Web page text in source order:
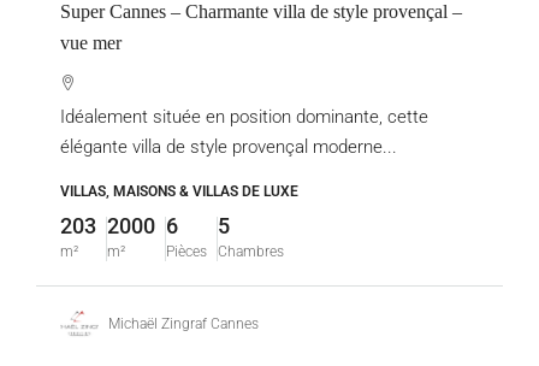
Super Cannes – Charmante villa de style provençal –
vue mer
Idéalement située en position dominante, cette
élégante villa de style provençal moderne...
VILLAS, MAISONS & VILLAS DE LUXE
203
m²
2000
m²
6
Pièces
5
Chambres
Michaël Zingraf Cannes